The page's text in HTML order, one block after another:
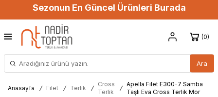
Sezonun En Güncel Ürünleri Burada
Ara
0
Anasayfa / Filet / Terlik /
Cross
Terlik
/
Apella Filet E300-7 Samba
Taşlı Eva Cross Terlik Mor